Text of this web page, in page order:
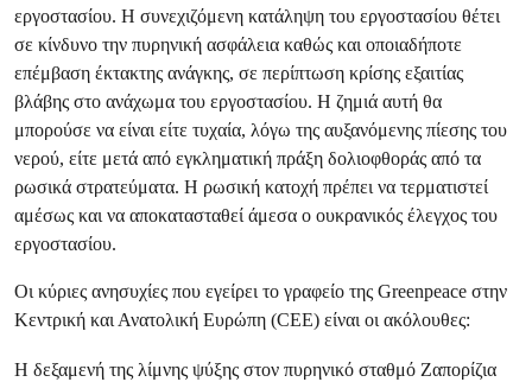
εργοστασίου. Η συνεχιζόμενη κατάληψη του εργοστασίου θέτει
σε κίνδυνο την πυρηνική ασφάλεια καθώς και οποιαδήποτε
επέμβαση έκτακτης ανάγκης, σε περίπτωση κρίσης εξαιτίας
βλάβης στο ανάχωμα του εργοστασίου. Η ζημιά αυτή θα
μπορούσε να είναι είτε τυχαία, λόγω της αυξανόμενης πίεσης του
νερού, είτε μετά από εγκληματική πράξη δολιοφθοράς από τα
ρωσικά στρατεύματα. Η ρωσική κατοχή πρέπει να τερματιστεί
αμέσως και να αποκατασταθεί άμεσα ο ουκρανικός έλεγχος του
εργοστασίου.
Οι κύριες ανησυχίες που εγείρει το γραφείο της Greenpeace στην
Κεντρική και Ανατολική Ευρώπη (CEE) είναι οι ακόλουθες:
Η δεξαμενή της λίμνης ψύξης στον πυρηνικό σταθμό Ζαπορίζια